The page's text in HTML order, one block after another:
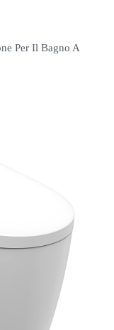
Per Il Bagno A